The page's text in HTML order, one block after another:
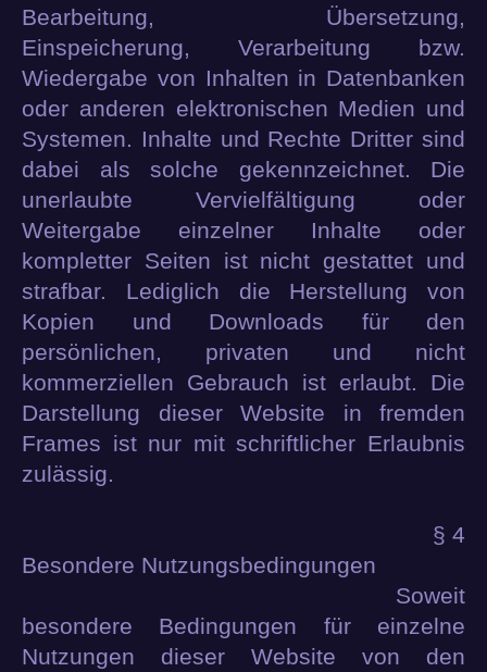
Bearbeitung, Übersetzung,
Einspeicherung, Verarbeitung bzw.
Wiedergabe von Inhalten in Datenbanken
oder anderen elektronischen Medien und
Systemen. Inhalte und Rechte Dritter sind
dabei als solche gekennzeichnet. Die
unerlaubte Vervielfältigung oder
Weitergabe einzelner Inhalte oder
kompletter Seiten ist nicht gestattet und
strafbar. Lediglich die Herstellung von
Kopien und Downloads für den
persönlichen, privaten und nicht
kommerziellen Gebrauch ist erlaubt. Die
Darstellung dieser Website in fremden
Frames ist nur mit schriftlicher Erlaubnis
zulässig.
§ 4
Besondere Nutzungsbedingungen
Soweit
besondere Bedingungen für einzelne
Nutzungen dieser Website von den